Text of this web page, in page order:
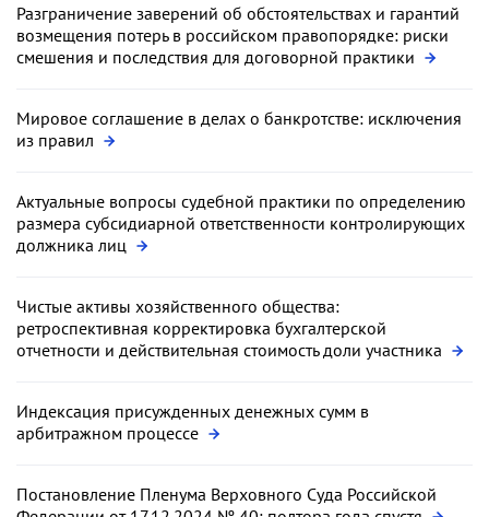
Разграничение заверений об обстоятельствах и гарантий
возмещения потерь в российском правопорядке: риски
смешения и последствия для договорной практики
Мировое соглашение в делах о банкротстве: исключения
из правил
Актуальные вопросы судебной практики по определению
размера субсидиарной ответственности контролирующих
должника лиц
Чистые активы хозяйственного общества:
ретроспективная корректировка бухгалтерской
отчетности и действительная стоимость доли участника
Индексация присужденных денежных сумм в
арбитражном процессе
Постановление Пленума Верховного Суда Российской